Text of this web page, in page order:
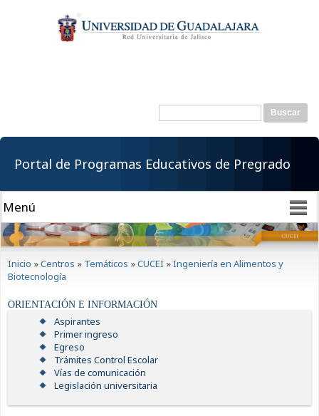
contenido
principal
Formulario de
Buscar
Portal de Programas Educativos de Pregrado
Inicio »Centros » Temáticos »CUCEI »Ingeniería en Alimentos y
Biotecnología
ORIENTACIÓN E INFORMACIÓN
Aspirantes
Primer ingreso
Egreso
Trámites Control Escolar
Vías de comunicación
Legislación universitaria